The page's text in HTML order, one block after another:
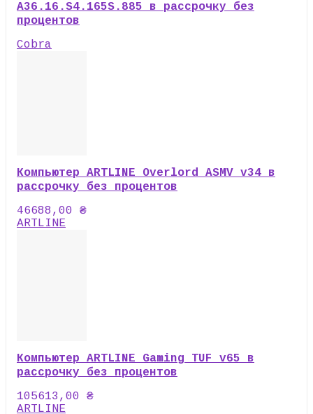
A36.16.S4.165S.885 в рассрочку без
процентов
Cobra
Компьютер ARTLINE Overlord ASMV v34 в
рассрочку без процентов
46688,00 ₴
ARTLINE
Компьютер ARTLINE Gaming TUF v65 в
рассрочку без процентов
105613,00 ₴
ARTLINE